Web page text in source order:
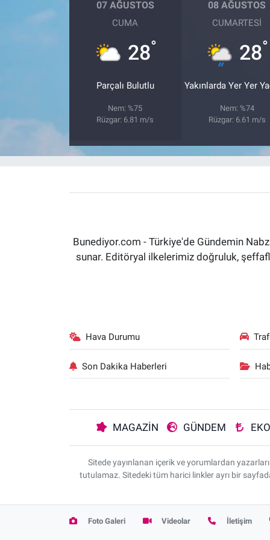
07 AĞUSTOS
CUMA
28°
Parçalı Bulutlu
Nem: %75
Rüzgar: 6.81 m/s
08 AĞUSTOS
CUMARTESI
28°
Yakınlarda Yer Yer
Nem: %74
Rüzgar: 6.61 m/s
Bunediyor.com - Türkiye'de Gündemin
sunar. Editöryal ilkelerimiz doğruluk,
Hava Durumu
Son Dakika Haberleri
MAGAZİN GÜNDEM
Sitede yayınlanan içerik ve yorumlardan
tutulamaz. Sitedeki tüm harici linkler ayrı bir
Foto Galeri Videolar İletişim